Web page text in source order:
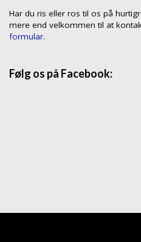
Har du ris eller ros til os på
mere end velkommen til at
formular.
Følg os på Facebook: